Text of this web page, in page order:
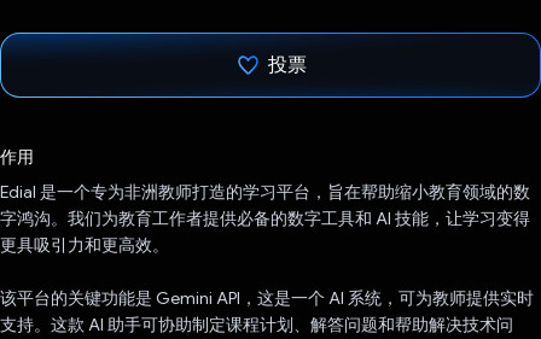
投票
作用
Edial 是一个专为非洲教师打造的学习平台，旨在帮助缩小教育领域的数
字鸿沟。我们为教育工作者提供必备的数字工具和 AI 技能，让学习变得
更具吸引力和更高效。
该平台的关键功能是 Gemini API，这是一个 AI 系统，可为教师提供实时
支持。这款 AI 助手可协助制定课程计划、解答问题和帮助解决技术问